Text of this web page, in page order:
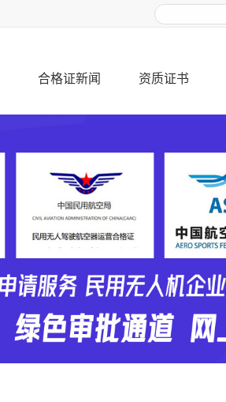
合格证新闻 资质证书